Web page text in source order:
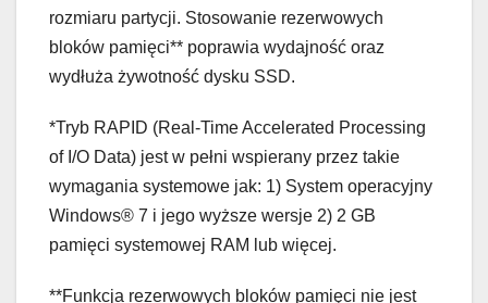
rozmiaru partycji. Stosowanie rezerwowych
bloków pamięci** poprawia wydajność oraz
wydłuża żywotność dysku SSD.
*Tryb RAPID (Real-Time Accelerated Processing
of I/O Data) jest w pełni wspierany przez takie
wymagania systemowe jak: 1) System operacyjny
Windows® 7 i jego wyższe wersje 2) 2 GB
pamięci systemowej RAM lub więcej.
**Funkcja rezerwowych bloków pamięci nie jest